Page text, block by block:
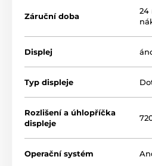
Android 12 a HiBy OS
Prehrávač je postavený na
Android 12
s nadstavbou HiBy
nainštalovať vlastné aplikácie,
Záruční doba
24
Displej
Typ displeje
Rozlišení a úhlopříčka
displeje
Operační systém